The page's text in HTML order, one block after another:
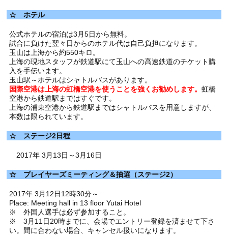
☆ ホテル
公式ホテルの宿泊は3月5日から無料。
試合に負けた翌々日からのホテル代は自己負担になります。
玉山は上海から約550キロ。
上海の現地スタッフが鉄道駅にて玉山への高速鉄道のチケット購
入を手伝います。
玉山駅～ホテルはシャトルバスがあります。
国際空港は上海の虹橋空港を使うことを強くお勧めします。虹橋
空港から鉄道駅まではすぐです。
上海の浦東空港から鉄道駅まではシャトルバスを用意しますが、
本数は限られています。
☆ ステージ2日程
2017年 3月13日～3月16日
☆ プレイヤーズミーティング＆抽選（ステージ2）
2017年 3月12日12時30分～
Place: Meeting hall in 13 floor Yutai Hotel
※ 外国人選手は必ず参加すること。
※ 3月11日20時までに、会場でエントリー登録を済ませて下さ
い。間に合わない場合、キャンセル扱いになります。